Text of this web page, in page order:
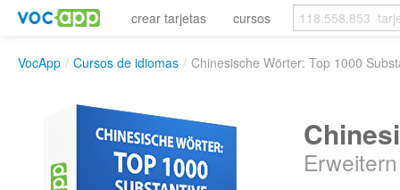
crear tarjetas cursos
VocApp / Cursos de idiomas / Chinesische Wörter: Top 1000